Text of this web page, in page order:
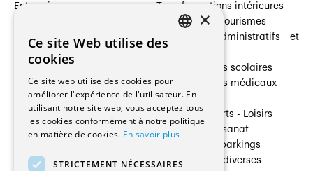
Entreprises
Architectes paysagistes
Architectes d'intérieur
Entreprises générales
Ingénieurs et mandataires
Fabricants / Fournisseurs
Régies immobilières
Transformations intérieures
Hôtelleries et tourismes
Bâtiments administratifs et
Établissements scolaires
Établissements médicaux
Villas
Cultures - Sports - Loisirs
Industrie - Artisanat
Transports et parkings
Constructions diverses
×
Ce site Web utilise des
cookies
Ce site web utilise des cookies pour
améliorer l'expérience de l'utilisateur. En
utilisant notre site web, vous acceptez tous
les cookies conformément à notre politique
en matière de cookies. En savoir plus
STRICTEMENT NÉCESSAIRES